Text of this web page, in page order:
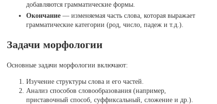
добавляются грамматические формы.
Окончание — изменяемая часть слова, которая выражает
грамматические категории (род, число, падеж и т.д.).
Задачи морфологии
Основные задачи морфологии включают:
Изучение структуры слова и его частей.
Анализ способов словообразования (например,
приставочный способ, суффиксальный, сложение и др.).